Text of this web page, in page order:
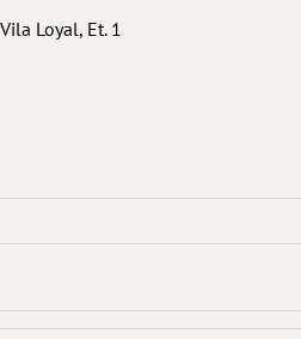
Loyal, Et. 1